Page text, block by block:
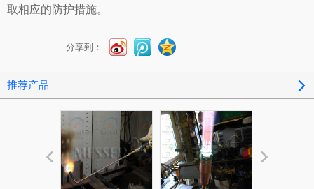
取相应的防护措施。
分享到：
推荐产品